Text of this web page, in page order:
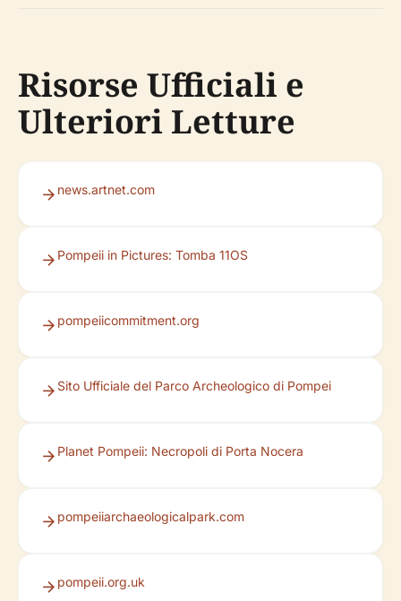
Risorse Ufficiali e
Ulteriori Letture
news.artnet.com
Pompeii in Pictures: Tomba 11OS
pompeiicommitment.org
Sito Ufficiale del Parco Archeologico di Pompei
Planet Pompeii: Necropoli di Porta Nocera
pompeiiarchaeologicalpark.com
pompeii.org.uk